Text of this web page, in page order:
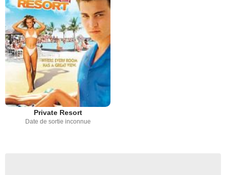
Private Resort
Date de sortie inconnue